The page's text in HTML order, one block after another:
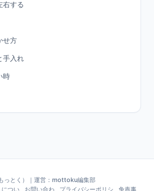
右する
せ方
手入れ
時
とく）｜運営：mottoku編集部
につい お問い合わ プライバシーポリシ 免責事